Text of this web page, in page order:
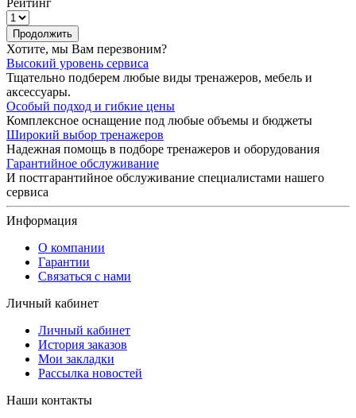
Продолжить
Хотите, мы Вам перезвоним?
Высокий уровень сервиса
Тщательно подберем любые виды тренажеров, мебель и
аксессуары.
Особый подход и гибкие цены
Комплексное оснащение под любые объемы и бюджеты
Широкий выбор тренажеров
Надежная помощь в подборе тренажеров и оборудования
Гарантийное обслуживание
И постгарантийное обслуживание специалистами нашего
сервиса
Информация
О компании
Гарантии
Связаться с нами
Личный кабинет
Личный кабинет
История заказов
Мои закладки
Рассылка новостей
Наши контакты